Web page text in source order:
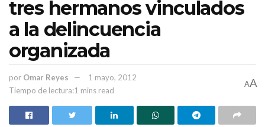
tres hermanos vinculados
a la delincuencia
organizada
por Omar Reyes
1 mayo, 2012
Tiempo de lectura:1 mins read
AA